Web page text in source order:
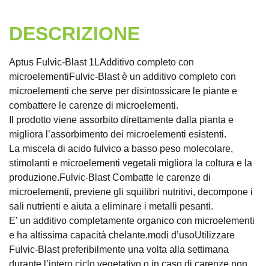
DESCRIZIONE
Aptus Fulvic-Blast 1LAdditivo completo con
microelementiFulvic-Blast è un additivo completo con
microelementi che serve per disintossicare le piante e
combattere le carenze di microelementi.
Il prodotto viene assorbito direttamente dalla pianta e
migliora l’assorbimento dei microelementi esistenti.
La miscela di acido fulvico a basso peso molecolare,
stimolanti e microelementi vegetali migliora la coltura e la
produzione.Fulvic-Blast Combatte le carenze di
microelementi, previene gli squilibri nutritivi, decompone i
sali nutrienti e aiuta a eliminare i metalli pesanti.
E’ un additivo completamente organico con microelementi
e ha altissima capacità chelante.modi d’usoUtilizzare
Fulvic-Blast preferibilmente una volta alla settimana
durante l’intero ciclo vegetativo o in caso di carenze non